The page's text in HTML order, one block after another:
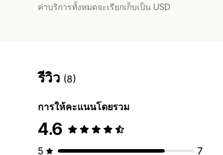
ค่าบริการทั้งหมดจะเรียกเก็บเป็น USD
รีวิว (8)
การให้คะแนนโดยรวม
4.6
5
7